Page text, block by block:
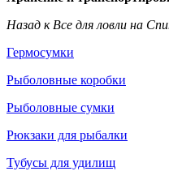
Назад к Все для ловли на
Гермосумки
Рыболовные коробки
Рыболовные сумки
Рюкзаки для рыбалки
Тубусы для удилищ